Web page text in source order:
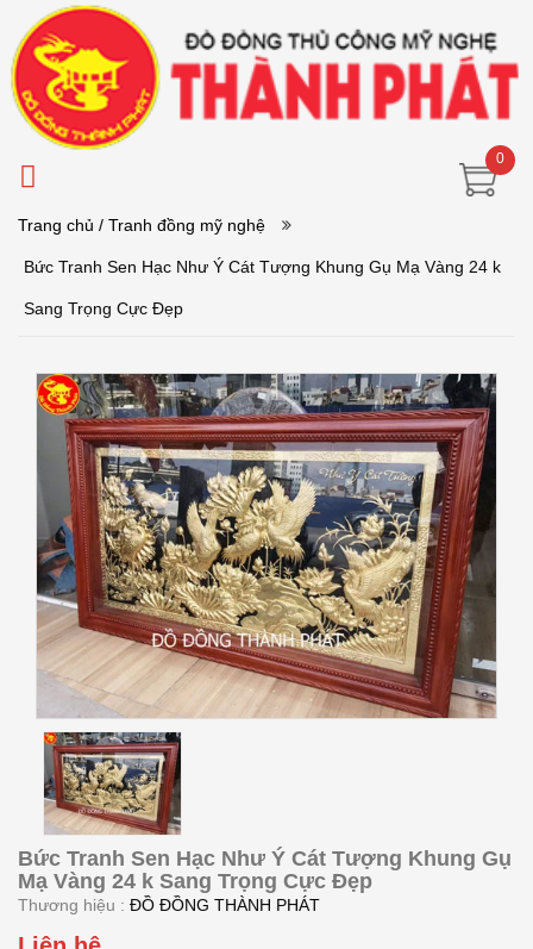
0
Trang chủ / Tranh đồng mỹ nghệ
Bức Tranh Sen Hạc Như Ý Cát Tượng Khung Gụ Mạ Vàng 24 k
Sang Trọng Cực Đẹp
Bức Tranh Sen Hạc Như Ý Cát Tượng Khung Gụ
Mạ Vàng 24 k Sang Trọng Cực Đẹp
Thương hiệu : ĐỒ ĐỒNG THÀNH PHÁT